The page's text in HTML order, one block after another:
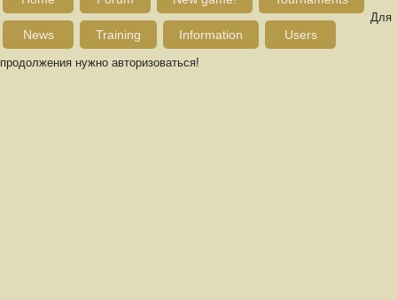
News Training Information Users
Для
продолжения нужно авторизоваться!